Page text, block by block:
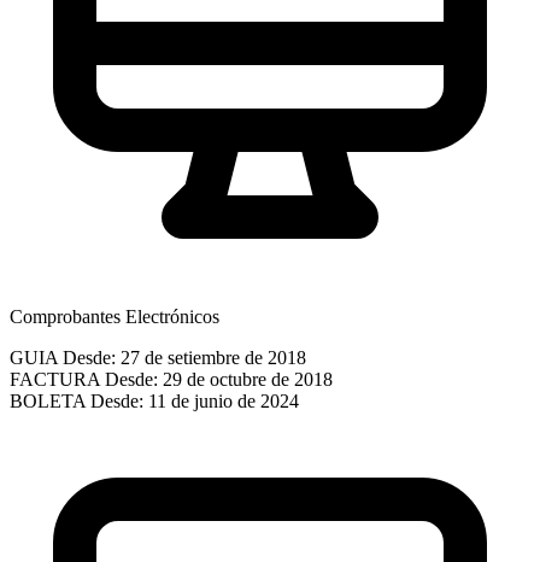
Comprobantes Electrónicos
GUIA Desde: 27 de setiembre de 2018
FACTURA Desde: 29 de octubre de 2018
BOLETA Desde: 11 de junio de 2024